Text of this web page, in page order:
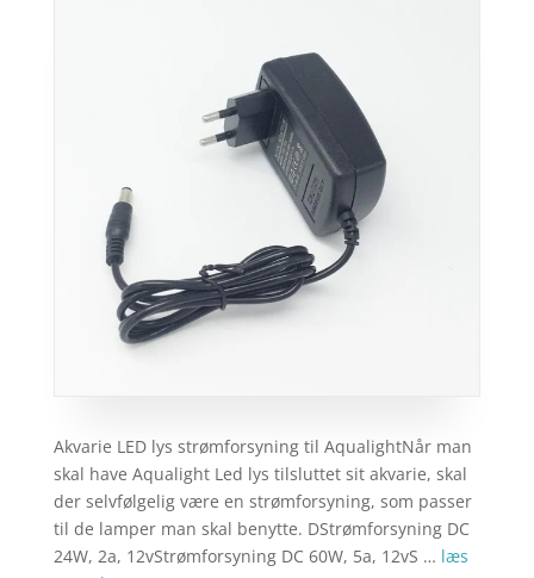
Akvarie LED lys strømforsyning til AqualightNår man
skal have Aqualight Led lys tilsluttet sit akvarie, skal
der selvfølgelig være en strømforsyning, som passer
til de lamper man skal benytte. DStrømforsyning DC
24W, 2a, 12vStrømforsyning DC 60W, 5a, 12vS … læs